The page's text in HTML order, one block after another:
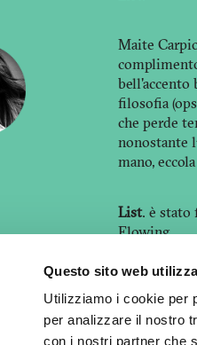
Questo sito web
Utilizziamo i cookie per
per analizzare il nostro
con i nostri partner che
Maite
bell'accento
filosofia
che perde
nonostante
mano,
List. è stato
Flowing
Copyright